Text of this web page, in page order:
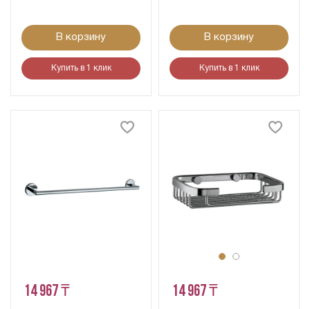
В корзину
Купить в 1 клик
В корзину
Купить в 1 клик
14 967 ₸ 14 967 ₸